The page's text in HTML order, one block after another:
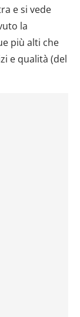
e si vede
la
più alti che
e qualità (del